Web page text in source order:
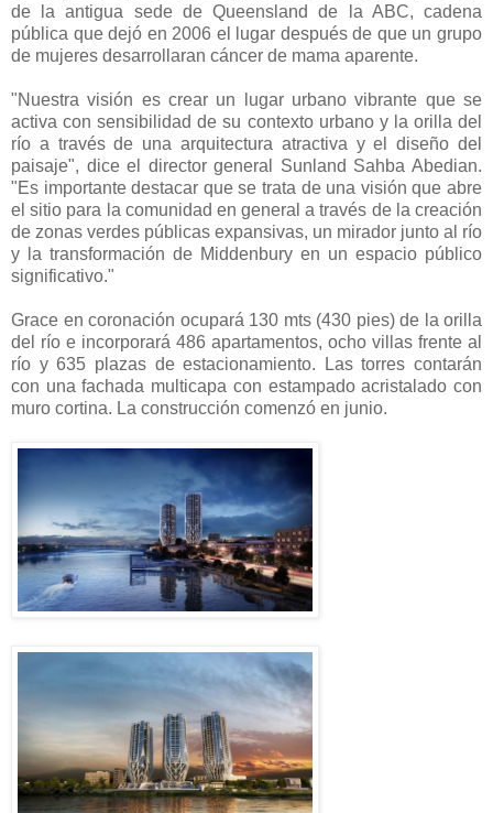
de la antigua sede de Queensland de la ABC, cadena
pública que dejó en 2006 el lugar después de que un grupo
de mujeres desarrollaran cáncer de mama aparente.
"Nuestra visión es crear un lugar urbano vibrante que se
activa con sensibilidad de su contexto urbano y la orilla del
río a través de una arquitectura atractiva y el diseño del
paisaje", dice el director general Sunland Sahba Abedian.
"Es importante destacar que se trata de una visión que abre
el sitio para la comunidad en general a través de la creación
de zonas verdes públicas expansivas, un mirador junto al río
y la transformación de Middenbury en un espacio público
significativo."
Grace en coronación ocupará 130 mts (430 pies) de la orilla
del río e incorporará 486 apartamentos, ocho villas frente al
río y 635 plazas de estacionamiento. Las torres contarán
con una fachada multicapa con estampado acristalado con
muro cortina. La construcción comenzó en junio.